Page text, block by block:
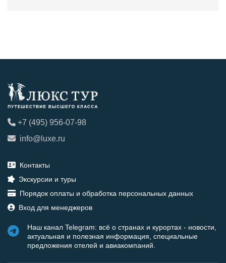
+7 (495) 956-07-98
info@luxe.ru
Контакты
Экскурсии и туры
Порядок оплаты и обработка персональных данных
Вход для менеджеров
Наш канал Telegram: всё о странах и курортах - новости,
актуальная и полезная информация, специальные
предложения отелей и авиакомпаний.